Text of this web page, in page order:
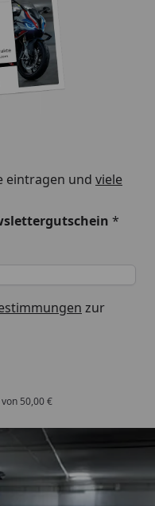
eintragen und viele
*
zur
50,00 €